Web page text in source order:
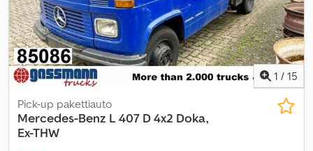
1 / 15
Pick-up pakettiauto
Mercedes-Benz L 407 D 4x2 Doka,
Ex-THW